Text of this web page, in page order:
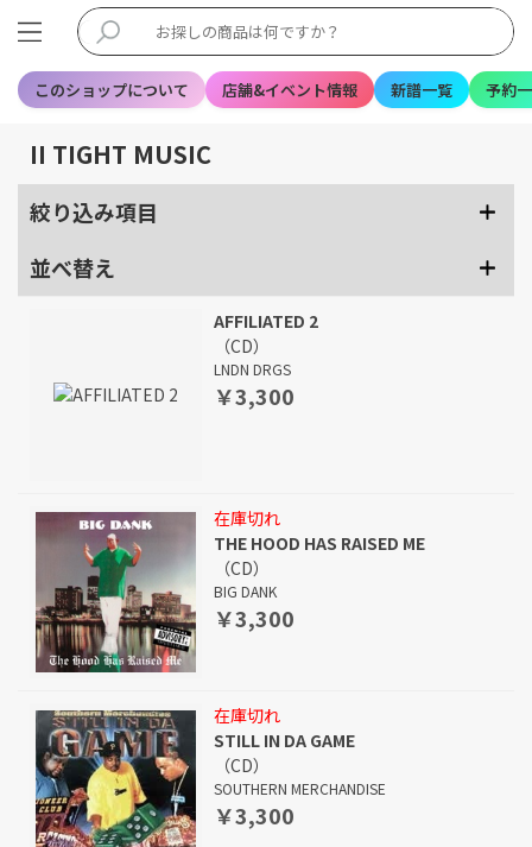
このショップについて 店舗&イベント情報 新譜一覧 予約
II TIGHT MUSIC
絞り込み項目
並べ替え
AFFILIATED 2
（CD）
LNDN DRGS
￥3,300
在庫切れ
THE HOOD HAS RAISED ME
（CD）
BIG DANK
￥3,300
在庫切れ
STILL IN DA GAME
（CD）
SOUTHERN MERCHANDISE
￥3,300